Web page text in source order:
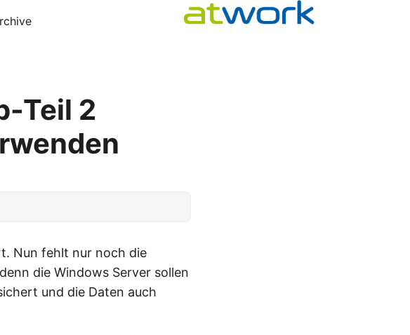
Teil 2
Nun fehlt nur noch die
die Windows Server sollen
und die Daten auch